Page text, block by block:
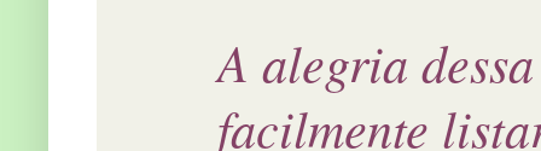
A alegria
facilmente